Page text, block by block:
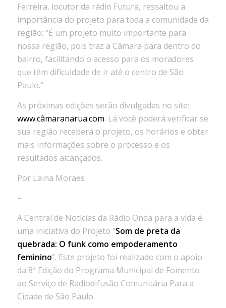
Ferreira, locutor da rádio Futura, ressaltou a
importância do projeto para toda a comunidade da
região: “É um projeto muito importante para
nossa região, pois traz a Câmara para dentro do
bairro, facilitando o acesso para os moradores
que têm dificuldade de ir até o centro de São
Paulo.”
As próximas edições serão divulgadas no site:
www.câmaranarua.com. Lá você poderá verificar se
sua região receberá o projeto, os horários e obter
mais informações sobre o processo e os
resultados alcançados.
Por Laina Moraes
–
A Central de Notícias da Rádio Onda para a vida é
uma iniciativa do Projeto “Som de preta da
quebrada: O funk como empoderamento
feminino”. Este projeto foi realizado com o apoio
da 8ª Edição do Programa Municipal de Fomento
ao Serviço de Radiodifusão Comunitária Para a
Cidade de São Paulo.